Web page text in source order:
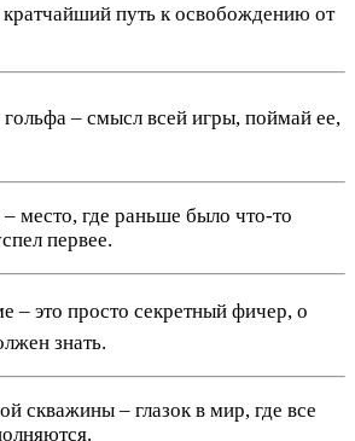
кратчайший путь к освобождению от
– смысл всей игры, поймай ее,
место, где раньше было что-то
первее.
– это просто секретный фичер, о
знать.
скважины – глазок в мир, где все